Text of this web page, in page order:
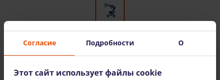
Широкий выбор оборудования
высотных работ. Мы сдаем оборудование в
Согласие Подробности О
Этот сайт использует файлы cookie